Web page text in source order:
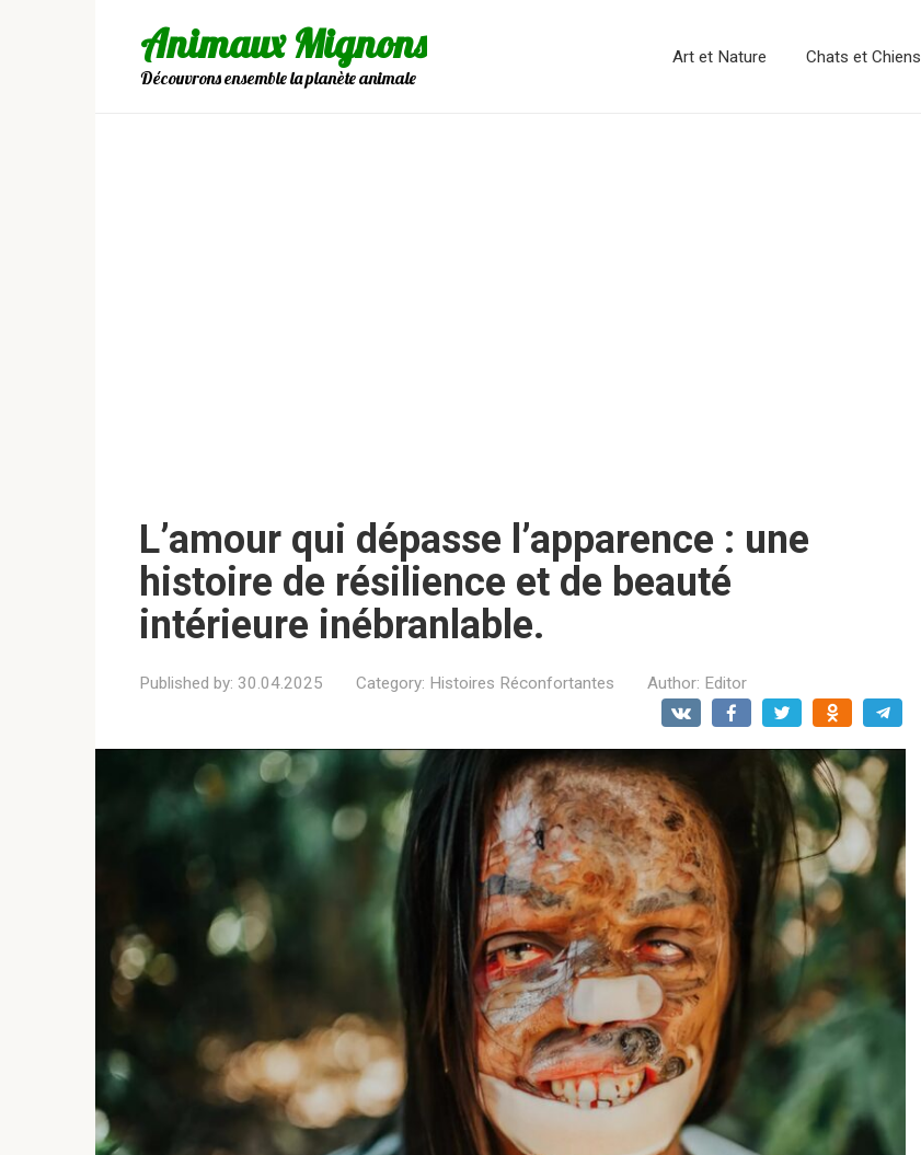
Animaux Mignons
Découvrons ensemble la planète animale
Art et Nature Chats et Chiens
L’amour qui dépasse l’apparence : une
histoire de résilience et de beauté
intérieure inébranlable.
Published by: 30.04.2025 Category: Histoires Réconfortantes Author: Editor